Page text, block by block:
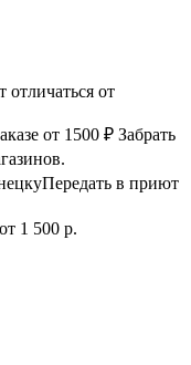
отличаться от
от 1500 ₽ Забрать
Передать в приют
1 500 р.